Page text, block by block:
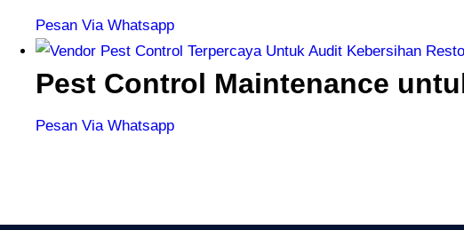
Pesan Via Whatsapp
Pest Control Maintenance
Pesan Via Whatsapp